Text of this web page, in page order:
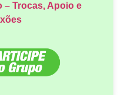
– Trocas, Apoio e